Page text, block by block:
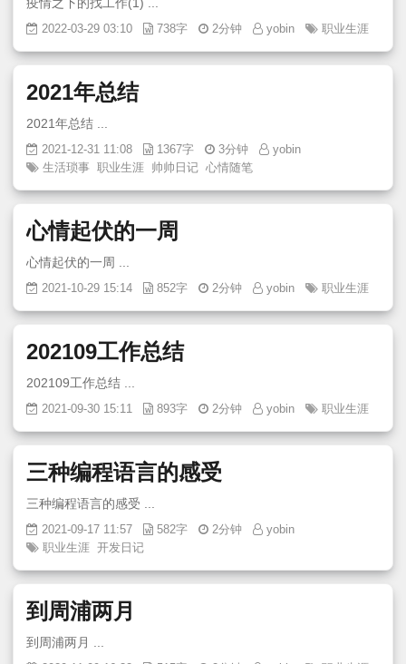
2022-03-29 03:10 738字 2分钟 yobin 职业生涯
2021年总结
2021-12-31 11:08 1367字 3分钟
yobin
生活琐事 职业生涯 帅帅日记 心情随笔
心情起伏的一周
2021-10-29 15:14 852字 2分钟 yobin 职业生涯
202109工作总结
2021-09-30 15:11 893字 2分钟 yobin 职业生涯
三种编程语言的感受
2021-09-17 11:57 582字 2分钟
yobin
职业生涯 开发日记
到周浦两月